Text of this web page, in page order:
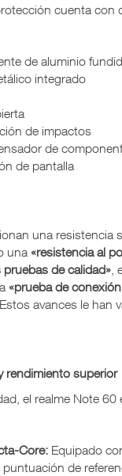
cuenta con
de aluminio
integrado
de impactos
de
de pantalla
una resistencia
una «resistencia al
de calidad»
«prueba de
avances le han
rendimiento superior
el realme Note
Core: Equipado
de